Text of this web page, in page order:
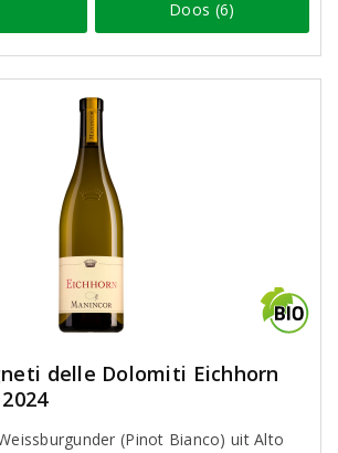
Doos (6)
delle Dolomiti Eichhorn
(Pinot Bianco) uit Alto